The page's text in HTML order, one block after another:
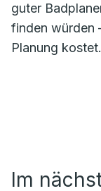
guter
finden würden
Planung kostet.
Im